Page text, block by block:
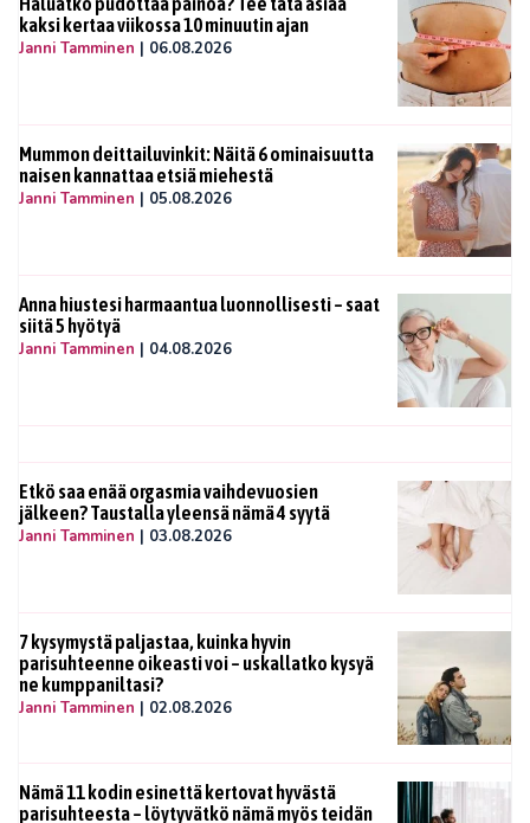
kaksi kertaa viikossa 10 minuutin ajan
Janni Tamminen | 06.08.2026
Mummon deittailuvinkit: Näitä 6 ominaisuutta
naisen kannattaa etsiä miehestä
Janni Tamminen | 05.08.2026
Anna hiustesi harmaantua luonnollisesti – saat
siitä 5 hyötyä
Janni Tamminen | 04.08.2026
Etkö saa enää orgasmia vaihdevuosien
jälkeen? Taustalla yleensä nämä 4 syytä
Janni Tamminen | 03.08.2026
7 kysymystä paljastaa, kuinka hyvin
parisuhteenne oikeasti voi – uskallatko kysyä
ne kumppaniltasi?
Janni Tamminen | 02.08.2026
Nämä 11 kodin esinettä kertovat hyvästä
parisuhteesta – löytyvätkö nämä myös teidän